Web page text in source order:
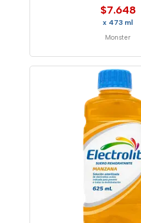
$7.648
x 473 ml
Monster